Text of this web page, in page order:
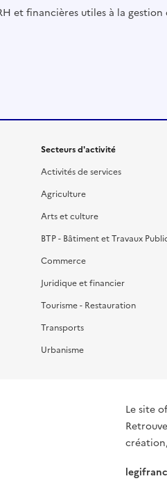
et financières utiles à la gestion
Secteurs d'activité
Activités de services
Agriculture
Arts et culture
BTP - Bâtiment et Travaux
Commerce
Juridique et financier
Tourisme - Restauration
Transports
Urbanisme
Le site